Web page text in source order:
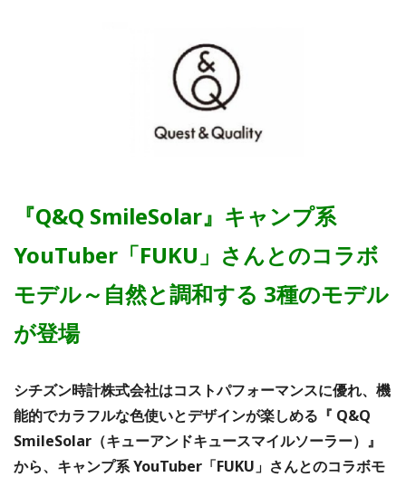
『Q&Q SmileSolar』キャンプ系
YouTuber「FUKU」さんとのコラボ
モデル～ 自然と調和する 3種のモデル
が登場
シチズン時計株式会社はコストパフォーマンスに優れ、機
能的でカラフルな色使いとデザインが楽しめる『 Q&Q
SmileSolar（キューアンドキュースマイルソーラー）』
から、キャンプ系 YouTuber「FUKU」さんとのコラボモ